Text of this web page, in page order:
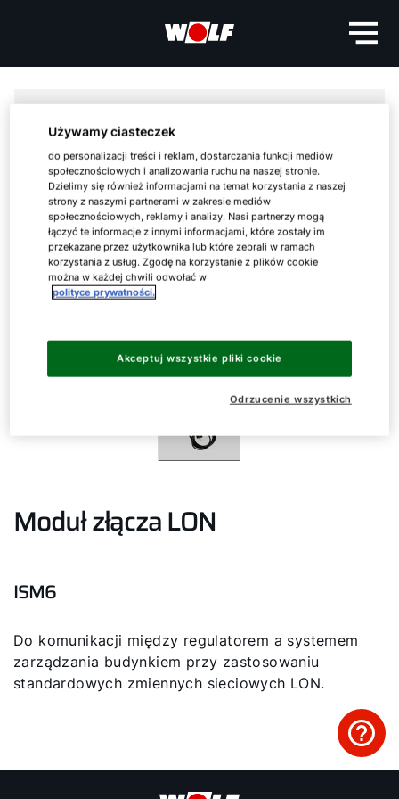
Moduł złącza LON
ISM6
Do komunikacji między regulatorem a systemem
zarządzania budynkiem przy zastosowaniu
standardowych zmiennych sieciowych LON.
Cześć!
Sekcja pobierania
Service App
Kontakt
Używamy ciasteczek
do personalizacji treści i reklam, dostarczania funkcji mediów
społecznościowych i analizowania ruchu na naszej stronie.
Dzielimy się również informacjami na temat korzystania z naszej
strony z naszymi partnerami w zakresie mediów
społecznościowych, reklamy i analizy. Nasi partnerzy mogą
łączyć te informacje z innymi informacjami, które zostały im
przekazane przez użytkownika lub które zebrali w ramach
korzystania z usług. Zgodę na korzystanie z plików cookie
można w każdej chwili odwołać w
polityce prywatności.
Odrzucenie wszystkich
Akceptuj wszystkie pliki cookie